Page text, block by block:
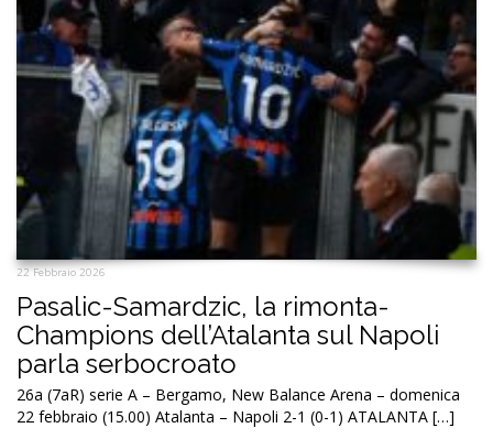
22 Febbraio 2026
Pasalic-Samardzic, la rimonta-
Champions dell’Atalanta sul Napoli
parla serbocroato
26a (7aR) serie A – Bergamo, New Balance Arena – domenica
22 febbraio (15.00) Atalanta – Napoli 2-1 (0-1) ATALANTA […]